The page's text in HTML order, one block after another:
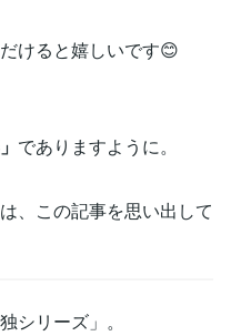
けると嬉しいです😊
でありますように。
、この記事を思い出して
シリーズ」。